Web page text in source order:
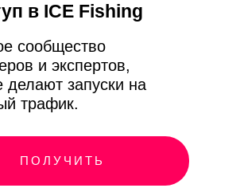
сообщество
и экспертов,
делают запуски на
трафик.
ПОЛУЧИТЬ
в ICE Fishing